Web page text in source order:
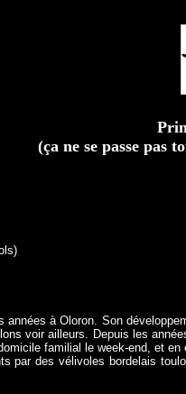
(ça ne se passe pas
à Oloron. Son
voir ailleurs. Depuis les
familial le week-end, et
par des vélivoles bordelais